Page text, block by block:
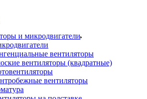
и микродвигатели
вентиляторы
вентиляторы (квадратные)
вентиляторы